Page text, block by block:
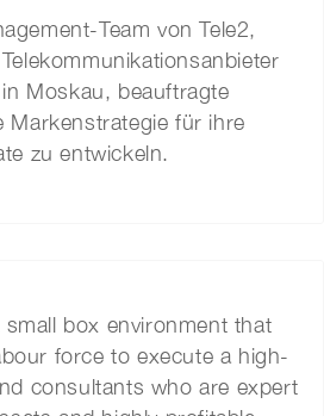
Team von Tele2,
Moskau, beauftragte
Markenstrategie für ihre
zu entwickeln.
small box environment that
force to execute a high-
consultants who are expert